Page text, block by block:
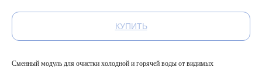
КУПИТЬ
Сменный модуль для очистки холодной и горячей воды от видимых